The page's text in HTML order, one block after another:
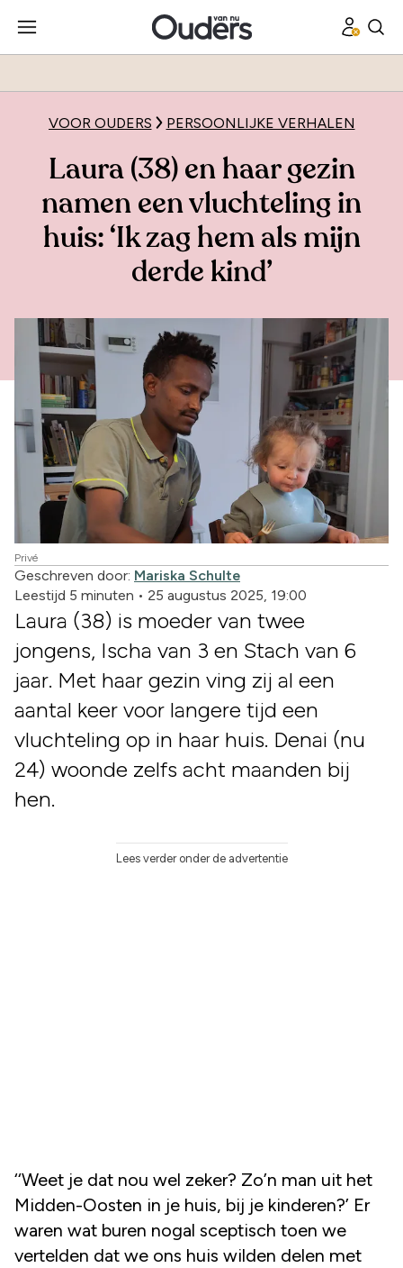
VOOR OUDERS PERSOONLIJKE VERHALEN
Laura (38) en haar gezin
namen een vluchteling in
huis: ‘Ik zag hem als mijn
derde kind’
Privé
Geschreven door: Mariska Schulte
Leestijd 5 minuten • 25 augustus 2025, 19:00
Laura (38) is moeder van twee
jongens, Ischa van 3 en Stach van 6
jaar. Met haar gezin ving zij al een
aantal keer voor langere tijd een
vluchteling op in haar huis. Denai (nu
24) woonde zelfs acht maanden bij
hen.
Lees verder onder de advertentie
‘‘Weet je dat nou wel zeker? Zo’n man uit het
Midden-Oosten in je huis, bij je kinderen?’ Er
waren wat buren nogal sceptisch toen we
vertelden dat we ons huis wilden delen met